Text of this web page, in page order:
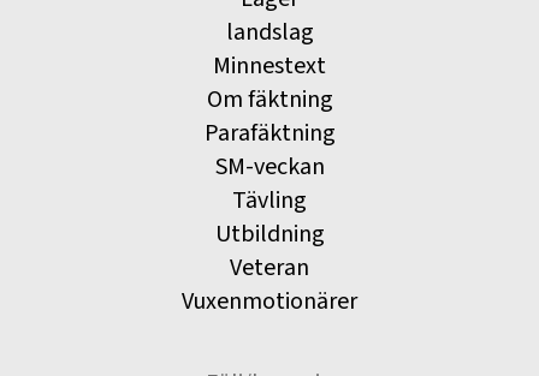
landslag
Minnestext
Om fäktning
Parafäktning
SM-veckan
Tävling
Utbildning
Veteran
Vuxenmotionärer